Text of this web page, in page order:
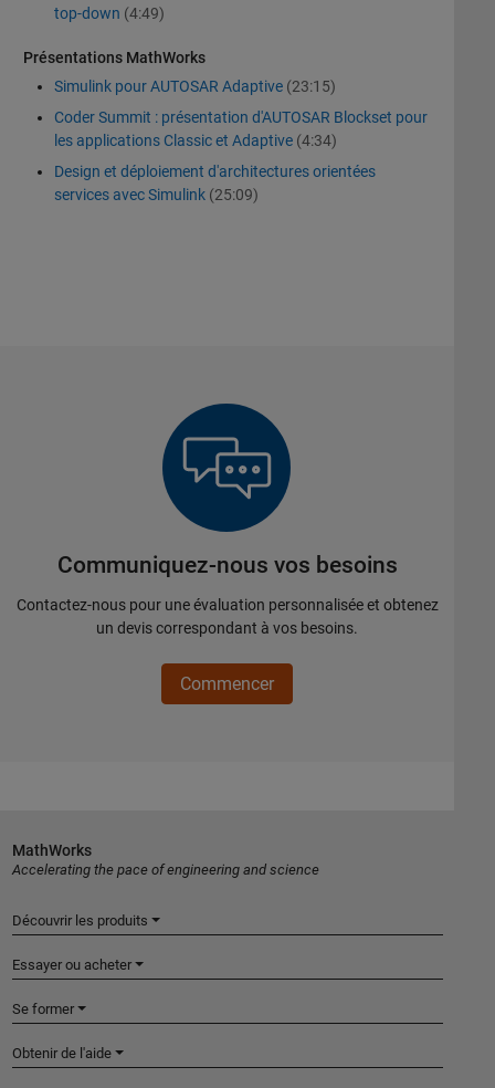
top-down (4:49)
Présentations MathWorks
Simulink pour AUTOSAR Adaptive (23:15)
Coder Summit : présentation d'AUTOSAR Blockset pour
les applications Classic et Adaptive (4:34)
Design et déploiement d'architectures orientées
services avec Simulink (25:09)
Communiquez-nous vos besoins
Contactez-nous pour une évaluation personnalisée et obtenez
un devis correspondant à vos besoins.
Commencer
MathWorks
Accelerating the pace of engineering and science
Découvrir les produits
Essayer ou acheter
Se former
Obtenir de l'aide